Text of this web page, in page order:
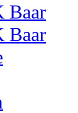
Baar
Baar